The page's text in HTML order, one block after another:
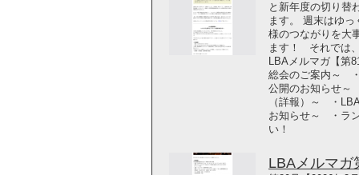
と新年度の切り替
ます。 週末はゆ
様のつながりを大
ます！ それでは
LBAメルマガ【
総会のご案内～
公開のお知らせ
（詳報）～ ・
お知らせ～ ・ラ
い！
LBAメルマガ